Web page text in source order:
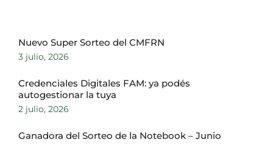
Nuevo Super Sorteo del CMFRN
3 julio, 2026
Credenciales Digitales FAM: ya podés
autogestionar la tuya
2 julio, 2026
Ganadora del Sorteo de la Notebook – Junio